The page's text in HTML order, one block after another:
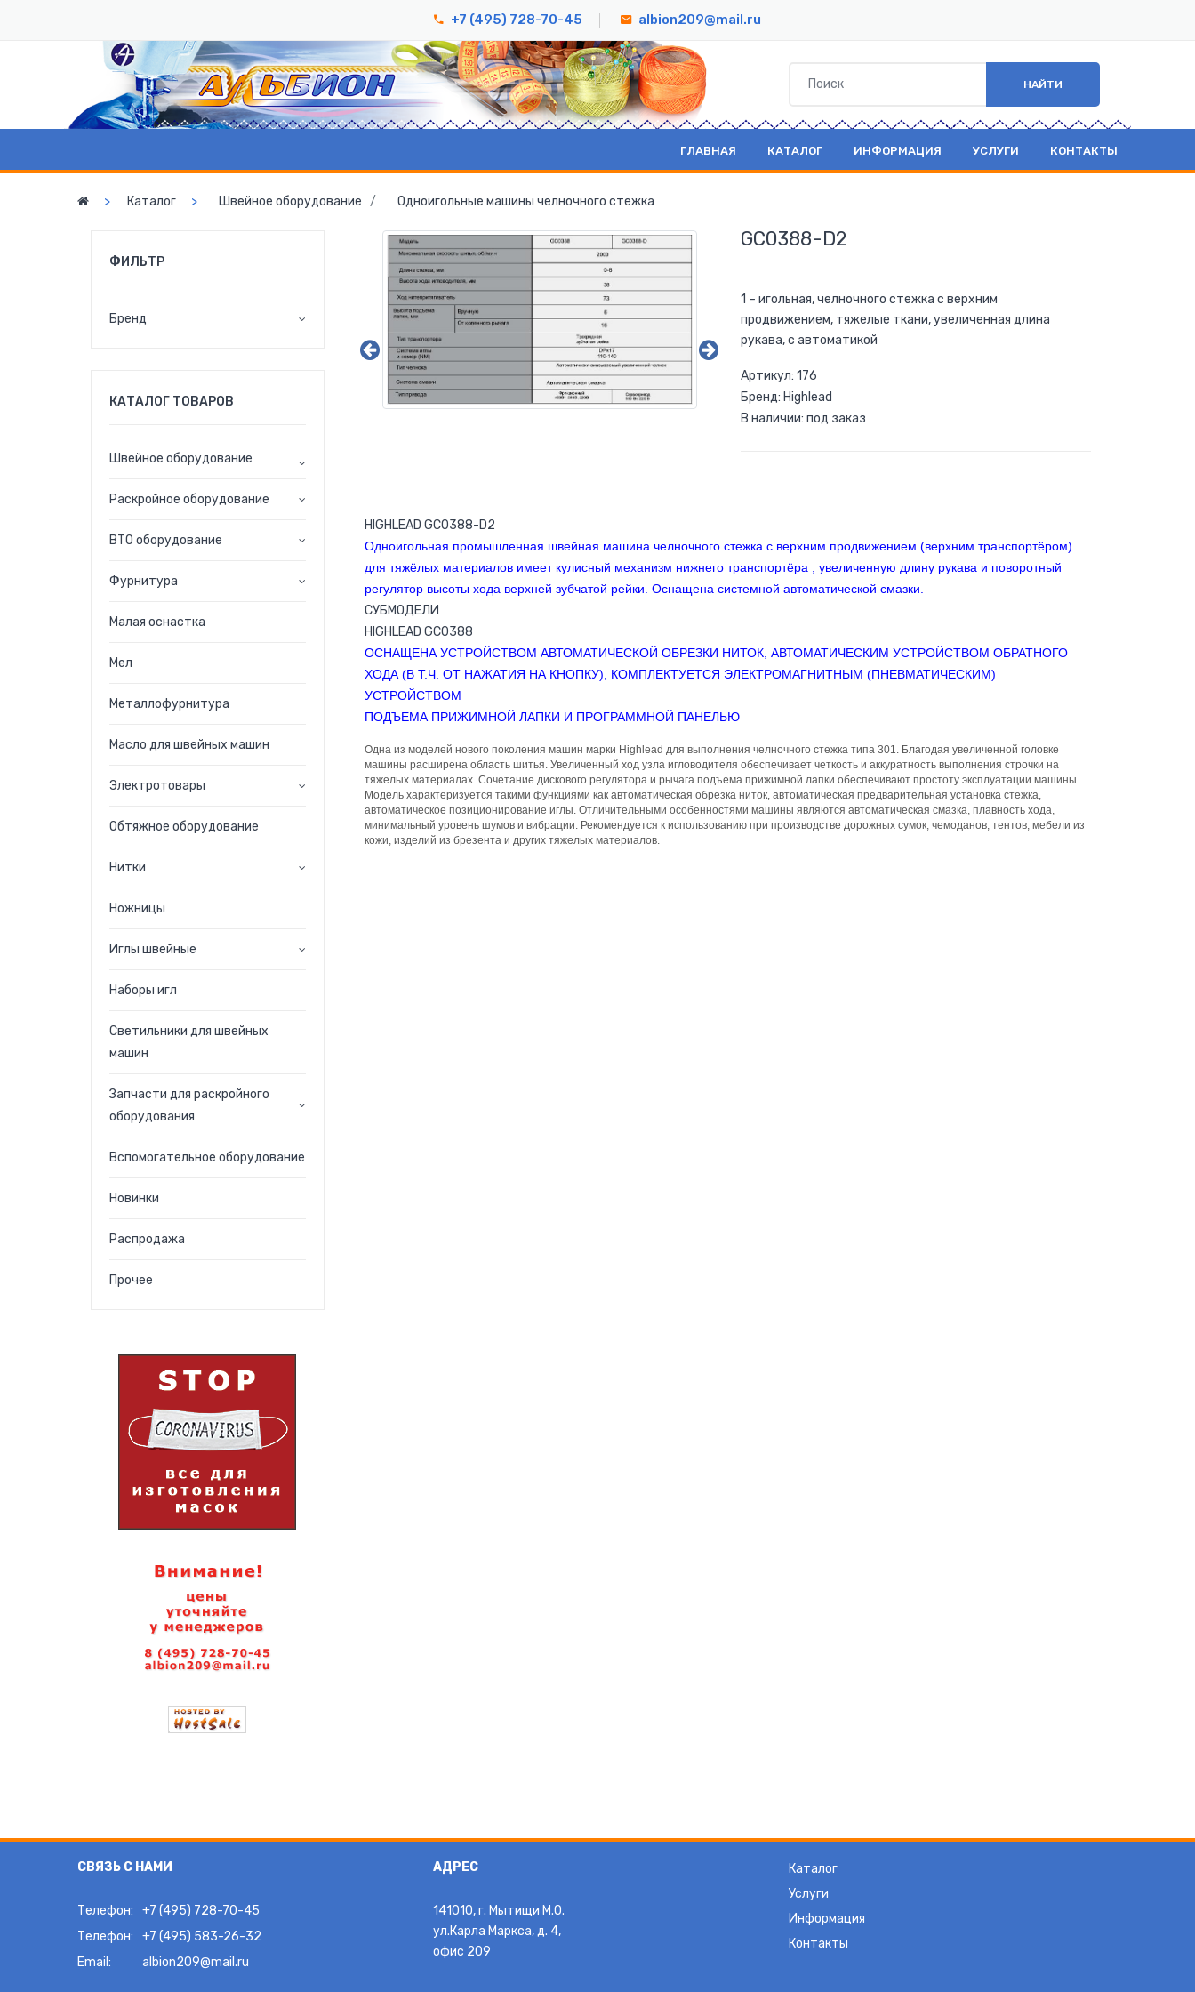
+7 (495) 728-70-45 albion209@mail.ru
НАЙТИ
ГЛАВНАЯ КАТАЛОГ ИНФОРМАЦИЯ УСЛУГИ КОНТАКТЫ
Каталог Швейное оборудование Одноигольные машины челночного стежка
ФИЛЬТР
Бренд
КАТАЛОГ ТОВАРОВ
Швейное оборудование
Раскройное оборудование
ВТО оборудование
Фурнитура
Малая оснастка
Мел
Металлофурнитура
Масло для швейных машин
Электротовары
Обтяжное оборудование
Нитки
Ножницы
Иглы швейные
Наборы игл
Светильники для швейных
машин
Запчасти для раскройного
оборудования
Вспомогательное оборудование
Новинки
Распродажа
Прочее
GС0388-D2
1 – игольная, челночного стежка с верхним
продвижением, тяжелые ткани, увеличенная длина
рукава, с автоматикой
Артикул: 176
Бренд: Highlead
В наличии: под заказ
HIGHLEAD GC0388-D2
Одноигольная промышленная швейная машина челночного стежка с верхним продвижением (верхним транспортёром)
для тяжёлых материалов имеет кулисный механизм нижнего транспортёра , увеличенную длину рукава и поворотный
регулятор высоты хода верхней зубчатой рейки. Оснащена системной автоматической смазки.
СУБМОДЕЛИ
HIGHLEAD GC0388
ОСНАЩЕНА УСТРОЙСТВОМ АВТОМАТИЧЕСКОЙ ОБРЕЗКИ НИТОК, АВТОМАТИЧЕСКИМ УСТРОЙСТВОМ ОБРАТНОГО
ХОДА (В Т.Ч. ОТ НАЖАТИЯ НА КНОПКУ), КОМПЛЕКТУЕТСЯ ЭЛЕКТРОМАГНИТНЫМ (ПНЕВМАТИЧЕСКИМ)
УСТРОЙСТВОМ
ПОДЪЕМА ПРИЖИМНОЙ ЛАПКИ И ПРОГРАММНОЙ ПАНЕЛЬЮ
Одна из моделей нового поколения машин марки Highlead для выполнения челночного стежка типа 301. Благодая увеличенной головке
машины расширена область шитья. Увеличенный ход узла игловодителя обеспечивает четкость и аккуратность выполнения строчки на
тяжелых материалах. Сочетание дискового регулятора и рычага подъема прижимной лапки обеспечивают простоту эксплуатации машины.
Модель характеризуется такими функциями как автоматическая обрезка ниток, автоматическая предварительная установка стежка,
автоматическое позиционирование иглы. Отличительными особенностями машины являются автоматическая смазка, плавность хода,
минимальный уровень шумов и вибрации. Рекомендуется к использованию при производстве дорожных сумок, чемоданов, тентов, мебели из
кожи, изделий из брезента и других тяжелых материалов.
СВЯЗЬ С НАМИ
Телефон:
+7 (495) 728-70-45
Телефон:
+7 (495) 583-26-32
Email:
albion209@mail.ru
АДРЕС
141010, г. Мытищи М.О.
ул.Карла Маркса, д. 4,
офис 209
Каталог
Услуги
Информация
Контакты